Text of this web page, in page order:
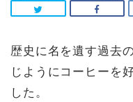
歴史に名を遺す過去
じようにコーヒーを
した。